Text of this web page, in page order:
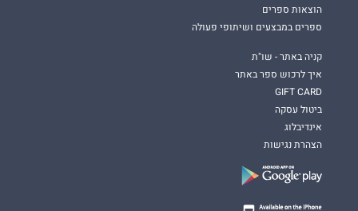
הוצאות ספרים
ספרים במבצעים ושיתופי פעולה
קניה באתר - שו"ת
איך לרכוש ספר באתר
GIFT CARD
ביטול עסקה
אינדיבלוג
הצהרת נגישות